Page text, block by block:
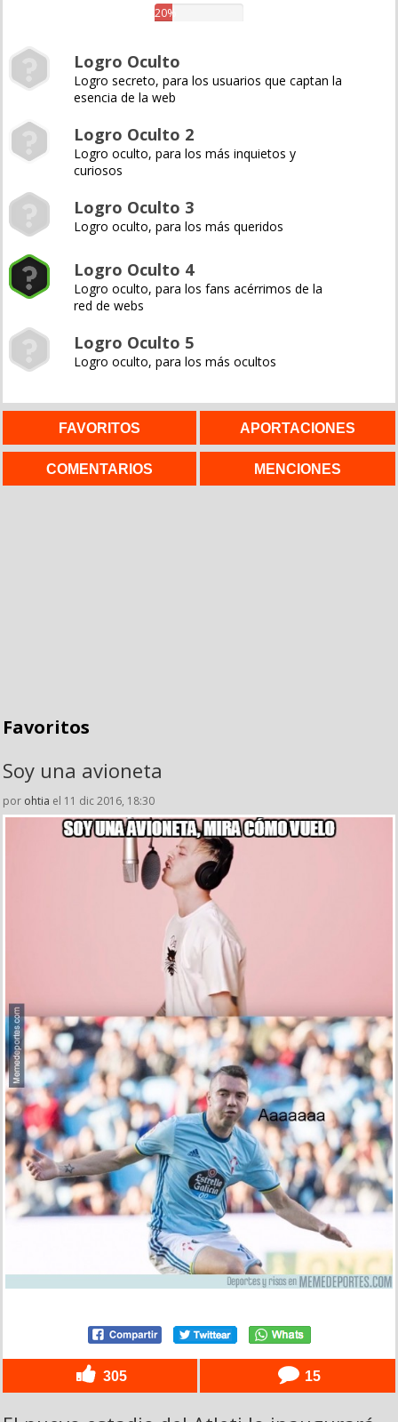
20%
Logro Oculto
Logro secreto, para los usuarios que captan la
esencia de la web
Logro Oculto 2
Logro oculto, para los más inquietos y
curiosos
Logro Oculto 3
Logro oculto, para los más queridos
Logro Oculto 4
Logro oculto, para los fans acérrimos de la
red de webs
Logro Oculto 5
Logro oculto, para los más ocultos
FAVORITOS APORTACIONES
COMENTARIOS MENCIONES
Favoritos
Soy una avioneta
por ohtia el 11 dic 2016, 18:30
305 15